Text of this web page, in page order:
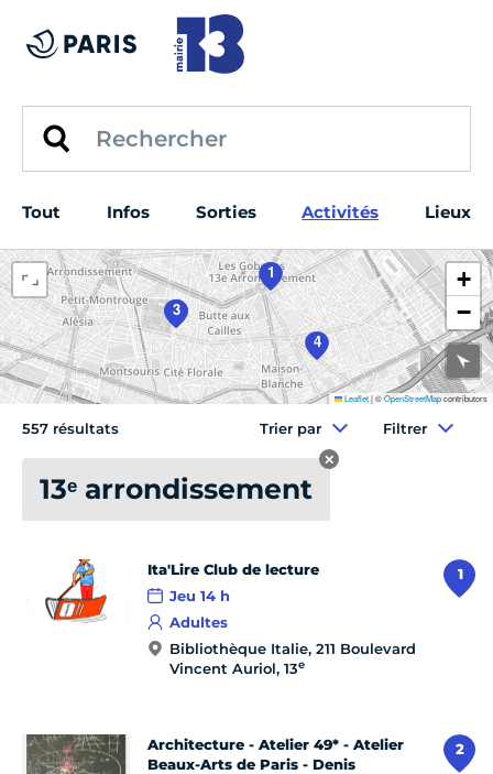
Tout Infos Sorties Activités Lieux
1
2
3
4
+
−
Leaflet|©OpenStreetMapcontributors
557 résultats Trier par Filtrer
13ᵉ arrondissement
✕
1
Ita'Lire Club de lecture
Jeu 14 h
Adultes
Bibliothèque Italie, 211 Boulevard
Vincent Auriol, 13e
2
Architecture - Atelier 49* - Atelier
Beaux-Arts de Paris - Denis